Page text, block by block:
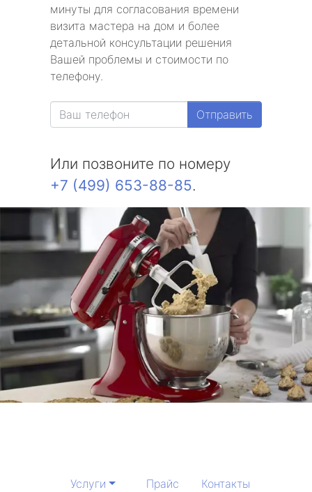
минуты для согласования времени
визита мастера на дом и более
детальной консультации решения
Вашей проблемы и стоимости по
телефону.
Отправить
Или позвоните по номеру
+7 (499) 653-88-85.
Услуги Прайс
Контакты